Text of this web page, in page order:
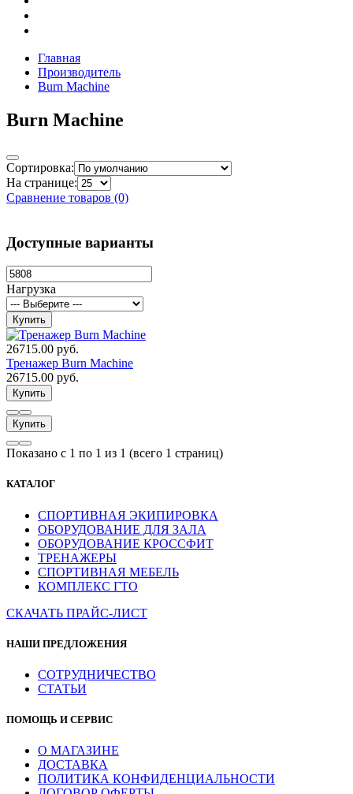
Главная
Производитель
Burn Machine
Burn Machine
Сортировка:
На странице:
Сравнение товаров (0)
Доступные варианты
Нагрузка
Купить
26715.00 руб.
Тренажер Burn Machine
26715.00 руб.
Купить
Купить
Показано с 1 по 1 из 1 (всего 1 страниц)
КАТАЛОГ
СПОРТИВНАЯ ЭКИПИРОВКА
ОБОРУДОВАНИЕ ДЛЯ ЗАЛА
ОБОРУДОВАНИЕ КРОССФИТ
ТРЕНАЖЕРЫ
СПОРТИВНАЯ МЕБЕЛЬ
КОМПЛЕКС ГТО
СКАЧАТЬ ПРАЙС-ЛИСТ
НАШИ ПРЕДЛОЖЕНИЯ
СОТРУДНИЧЕСТВО
СТАТЬИ
ПОМОЩЬ И СЕРВИС
О МАГАЗИНЕ
ДОСТАВКА
ПОЛИТИКА КОНФИДЕНЦИАЛЬНОСТИ